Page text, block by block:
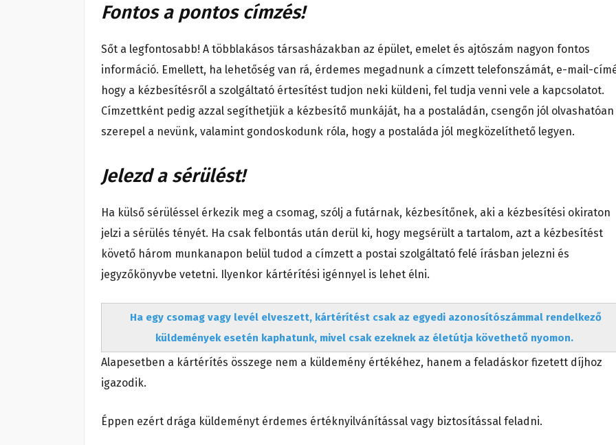
Fontos a pontos címzés!
Sőt a legfontosabb! A többlakásos társasházakban az épület, emelet és ajtószám nagyon fontos
információ. Emellett, ha lehetőség van rá, érdemes megadnunk a címzett telefonszámát, e-mail-
hogy a kézbesítésről a szolgáltató értesítést tudjon neki küldeni, fel tudja venni vele a kapcsolatot.
Címzettként pedig azzal segíthetjük a kézbesítő munkáját, ha a postaládán, csengőn jól olvashatóan
szerepel a nevünk, valamint gondoskodunk róla, hogy a postaláda jól megközelíthető legyen.
Jelezd a sérülést!
Ha külső sérüléssel érkezik meg a csomag, szólj a futárnak, kézbesítőnek, aki a kézbesítési okiraton
jelzi a sérülés tényét. Ha csak felbontás után derül ki, hogy megsérült a tartalom, azt a kézbesítést
követő három munkanapon belül tudod a címzett a postai szolgáltató felé írásban jelezni és
jegyzőkönyvbe vetetni. Ilyenkor kártérítési igénnyel is lehet élni.
Ha egy csomag vagy levél elveszett, kártérítést csak az egyedi azonosítószámmal rendelkező
küldemények esetén kaphatunk, mivel csak ezeknek az életútja követhető nyomon.
Alapesetben a kártérítés összege nem a küldemény értékéhez, hanem a feladáskor fizetett díjhoz
igazodik.
Éppen ezért drága küldeményt érdemes értéknyilvánítással vagy biztosítással feladni.